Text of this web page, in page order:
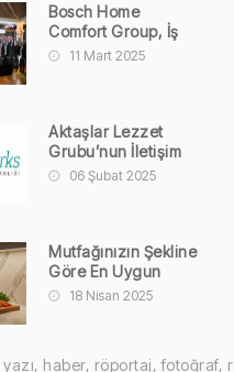
Bosch Home
Comfort Group, İş
Ortaklarını
11 Mart 2025
Aktaşlar Lezzet
Grubu’nun İletişim
Faaliyetleri
06 Şubat 2025
Mutfağınızın Şekline
Göre En Uygun
Tezgah Planı
18 Nisan 2025
haber, röportaj,